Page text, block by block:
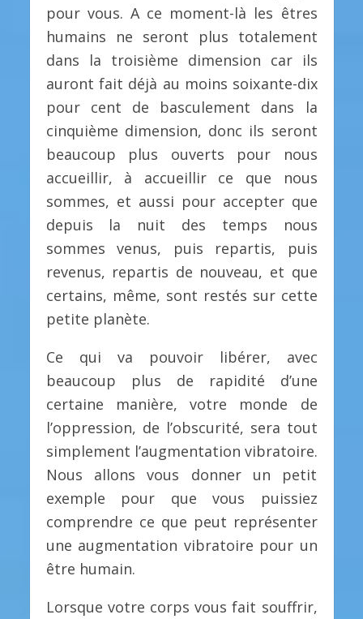
pour vous. A ce moment-là les êtres
humains ne seront plus totalement
dans la troisième dimension car ils
auront fait déjà au moins soixante-dix
pour cent de basculement dans la
cinquième dimension, donc ils seront
beaucoup plus ouverts pour nous
accueillir, à accueillir ce que nous
sommes, et aussi pour accepter que
depuis la nuit des temps nous
sommes venus, puis repartis, puis
revenus, repartis de nouveau, et que
certains, même, sont restés sur cette
petite planète.
Ce qui va pouvoir libérer, avec
beaucoup plus de rapidité d’une
certaine manière, votre monde de
l’oppression, de l’obscurité, sera tout
simplement l’augmentation vibratoire.
Nous allons vous donner un petit
exemple pour que vous puissiez
comprendre ce que peut représenter
une augmentation vibratoire pour un
être humain.
Lorsque votre corps vous fait souffrir,